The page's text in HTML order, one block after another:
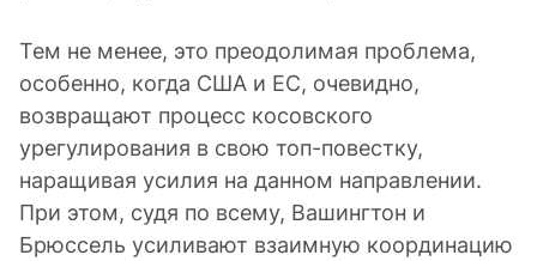
Тем не менее, это преодолимая проблема,
особенно, когда США и ЕС, очевидно,
возвращают процесс косовского
урегулирования в свою топ-повестку,
наращивая усилия на данном направлении.
При этом, судя по всему, Вашингтон и
Брюссель усиливают взаимную координацию